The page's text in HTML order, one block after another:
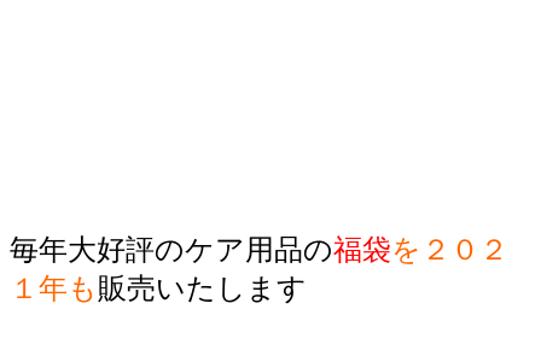
毎年大好評のケア用品の福袋を２０２
１年も販売いたします